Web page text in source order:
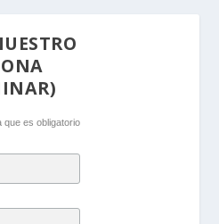
que es obligatorio